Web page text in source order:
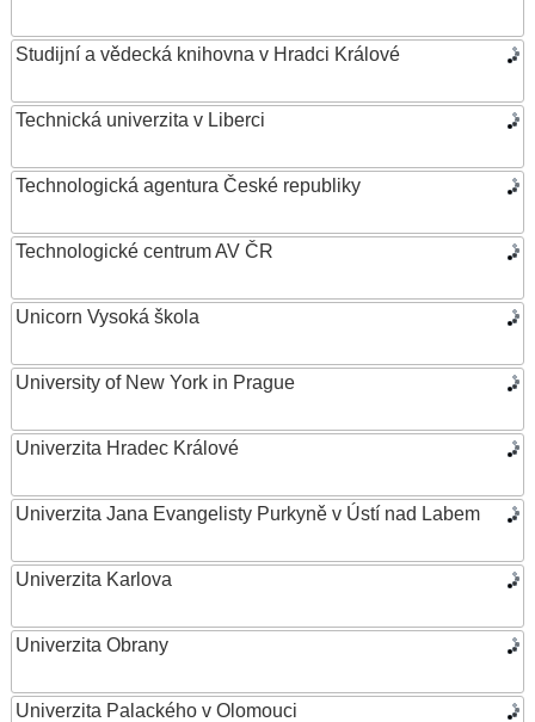
Studijní a vědecká knihovna v Hradci Králové
Technická univerzita v Liberci
Technologická agentura České republiky
Technologické centrum AV ČR
Unicorn Vysoká škola
University of New York in Prague
Univerzita Hradec Králové
Univerzita Jana Evangelisty Purkyně v Ústí nad Labem
Univerzita Karlova
Univerzita Obrany
Univerzita Palackého v Olomouci